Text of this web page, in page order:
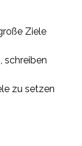
Ziele
schreiben
zu setzen